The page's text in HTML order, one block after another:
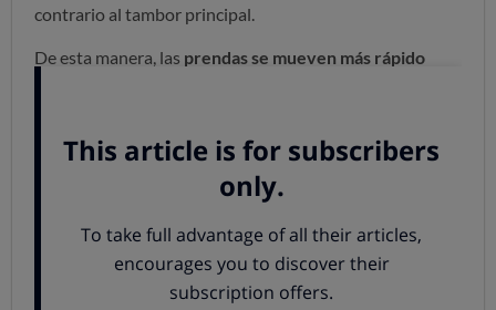
contrario al tambor principal.
De esta manera, las prendas se mueven más rápido
¿Ahorran tiempo y energía?
En OCU hemos comparado la calidad de lavado de 2 de
Serie 8 de 10 kg) con otros de la misma marca y con
lavadoras de marcas diferentes (todas ellas con buena
calidad de lavado), utilizando en todos los casos el